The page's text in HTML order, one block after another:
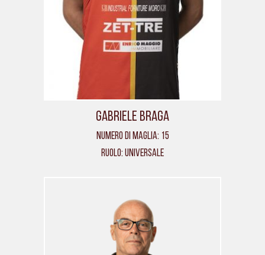
Gabriele Braga
Numero di maglia: 15
Ruolo: Universale